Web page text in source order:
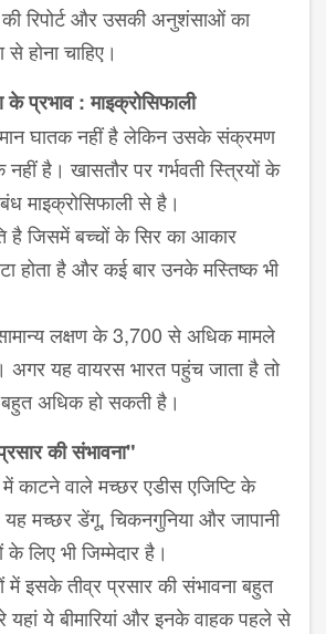
रिपोर्ट और उसकी अनुशंसाओं का
होना चाहिए।
: माइक्रोसिफाली
घातक नहीं है लेकिन उसके संक्रमण
है। खासतौर पर गर्भवती स्त्रियों के
माइक्रोसिफाली से है।
है जिसमें बच्चों के सिर का आकार
होता है और कई बार उनके मस्तिष्क भी
लक्षण के 3,700 से अधिक मामले
यह वायरस भारत पहुंच जाता है तो
अधिक हो सकती है।
की संभावना"
काटने वाले मच्छर एडीस एजिप्टि के
मच्छर डेंगू, चिकनगुनिया और जापानी
के लिए भी जिम्मेदार है।
इसके तीव्र प्रसार की संभावना बहुत
यहां ये बीमारियां और इनके वाहक पहले से